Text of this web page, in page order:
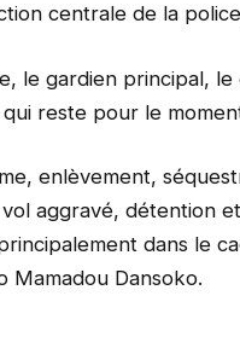
centrale de la
le gardien principal,
reste pour le
enlèvement,
aggravé, détention et
dans le
Mamadou Dansoko.